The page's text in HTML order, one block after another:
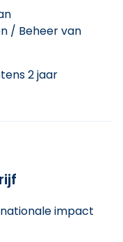
/ Beheer van
2 jaar
impact